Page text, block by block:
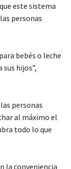
este sistema
personas
bebés o leche
hijos”,
personas
al máximo el
todo lo que
la conveniencia